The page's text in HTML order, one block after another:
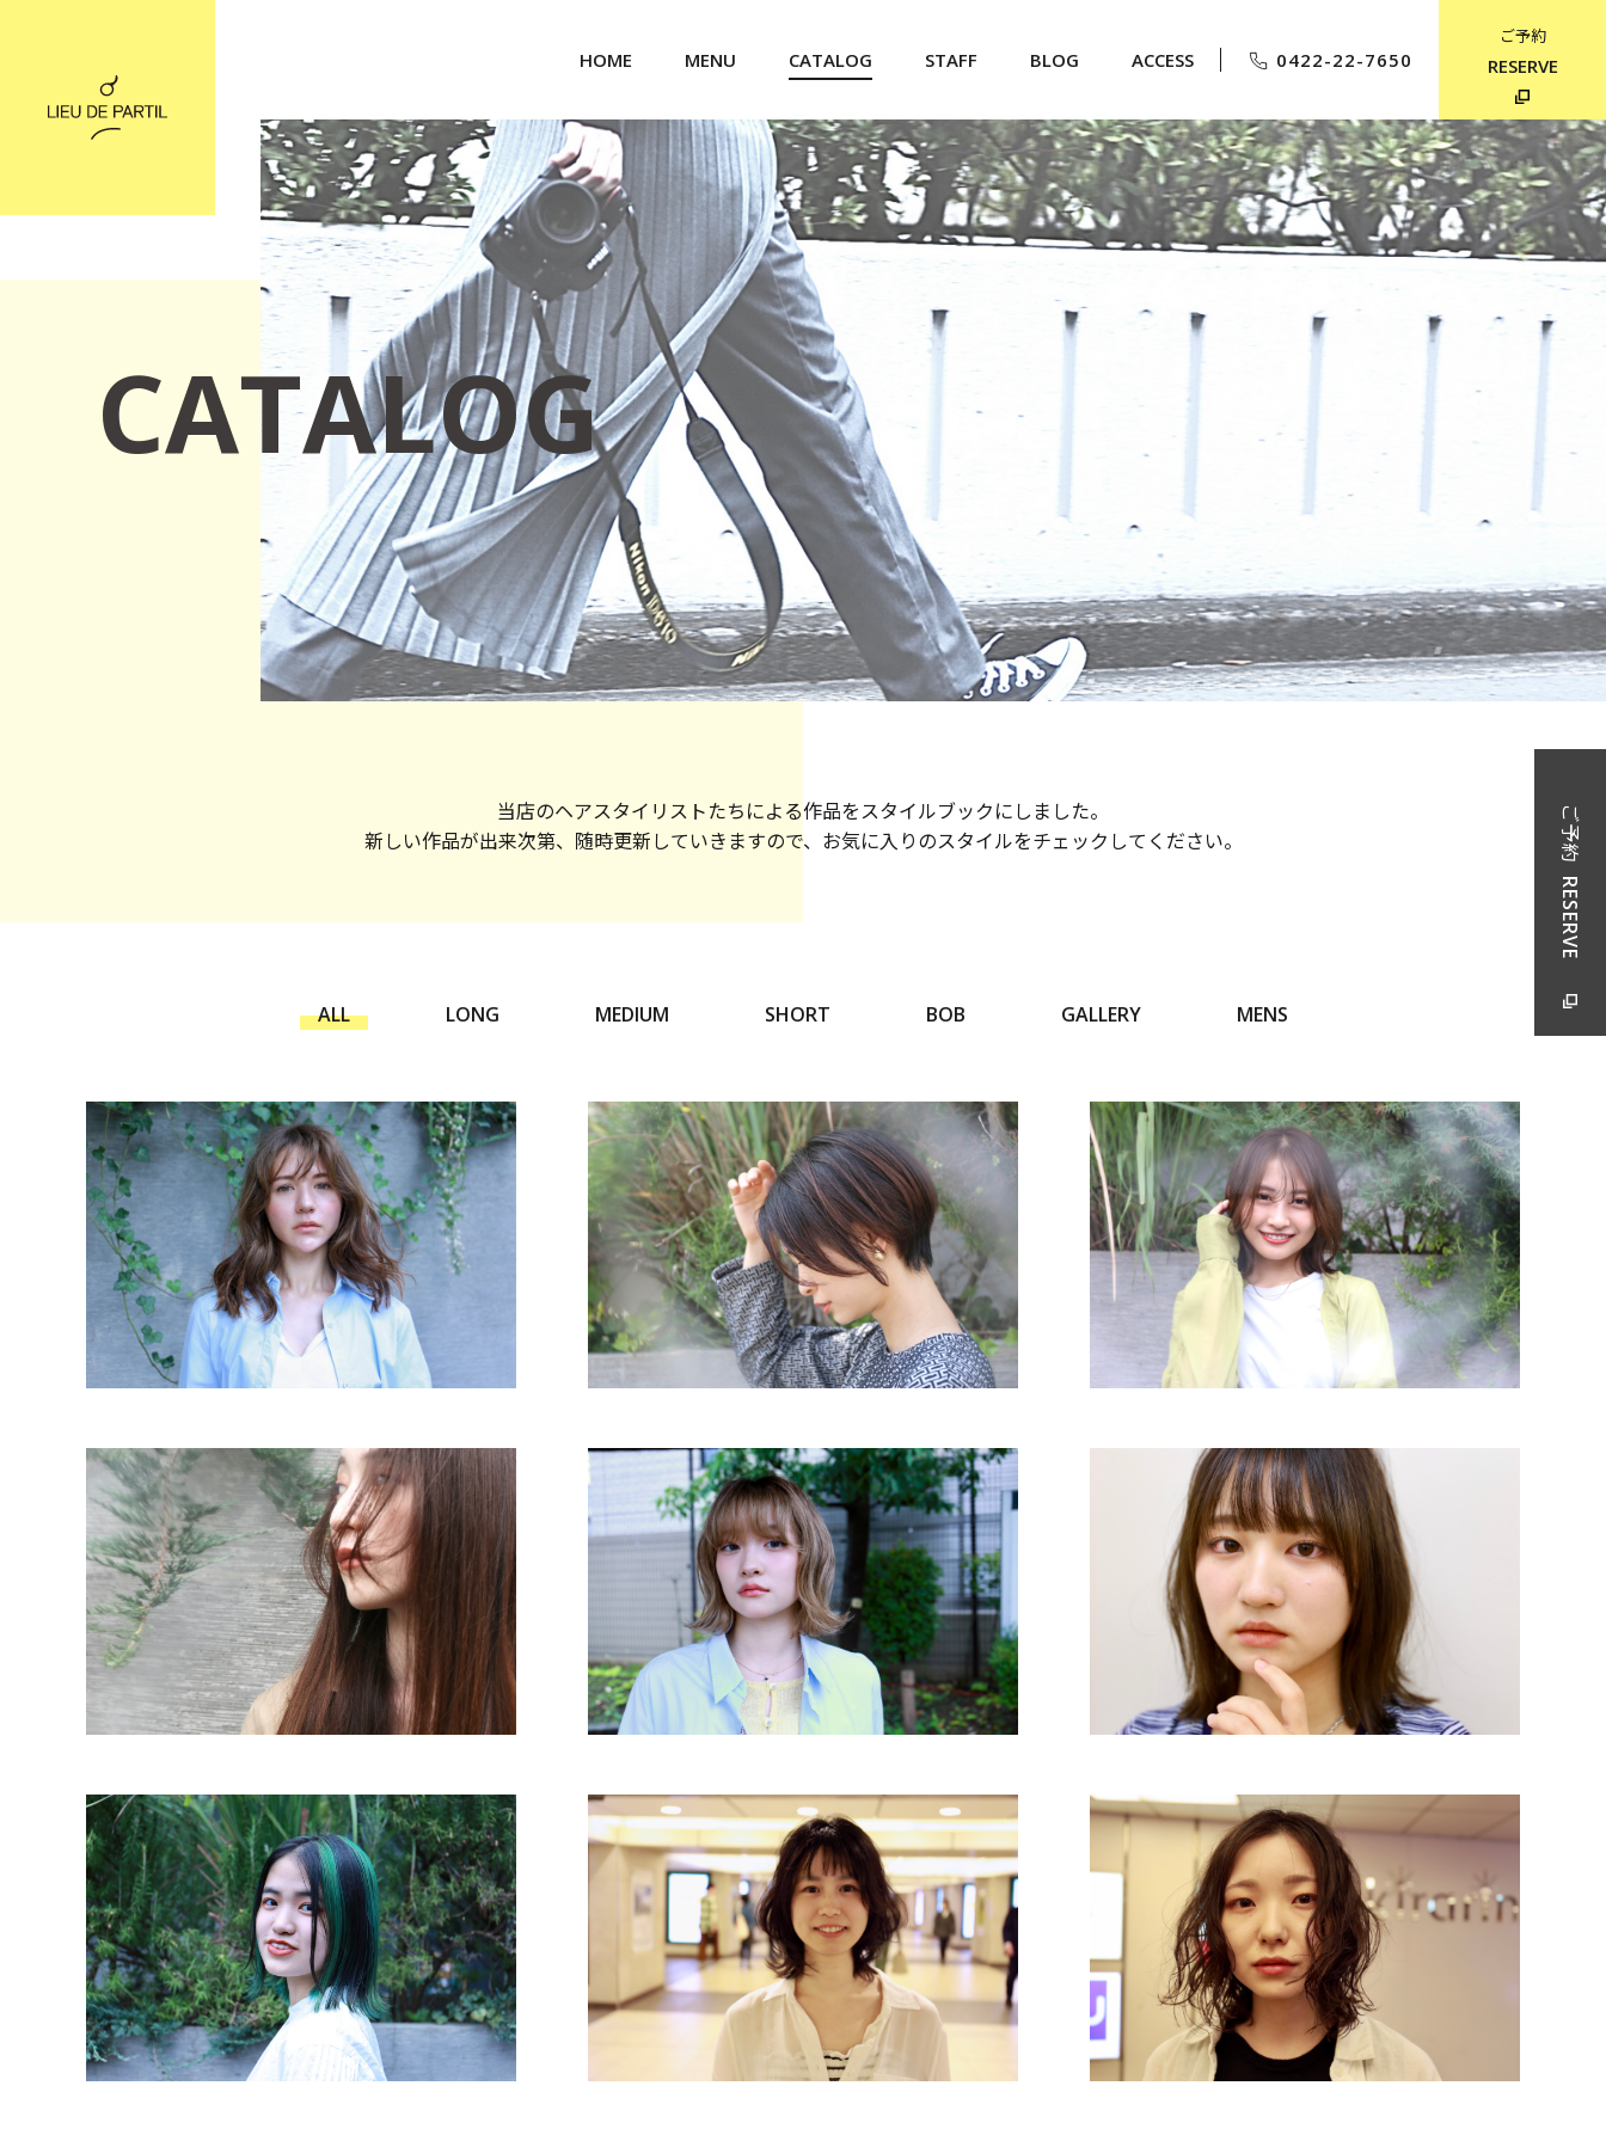
HOME MENU CATALOG STAFF BLOG ACCESS 0422-22-7650
ご予約
RESERVE
CATALOG
当店のヘアスタイリストたちによる作品をスタイルブックにしました。
新しい作品が出来次第、随時更新していきますので、 お気に入りのスタイルをチェックしてください。
ALL LONG MEDIUM SHORT BOB GALLERY MENS
ご予約
RESERVE